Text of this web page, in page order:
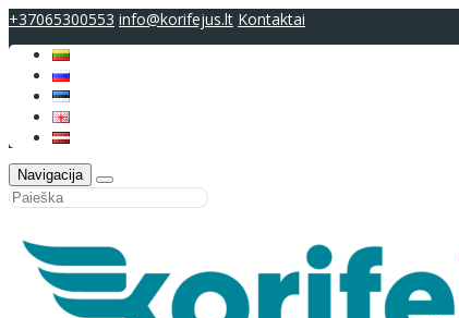
+37065300553 info@korifejus.lt Kontaktai
Navigacija